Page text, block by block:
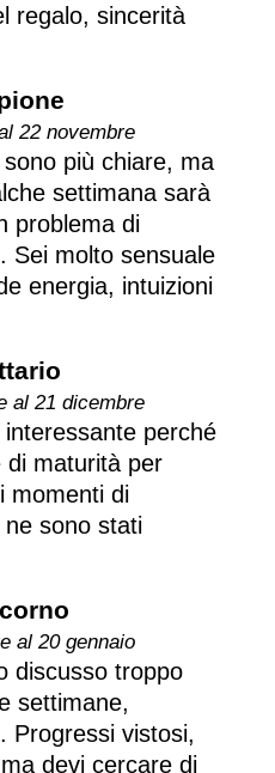
regalo, sincerità
22 novembre
più chiare, ma
settimana sarà
problema di
Sei molto sensuale
energia, intuizioni
al 21 dicembre
perché
di maturità per
momenti di
sono stati
al 20 gennaio
discusso troppo
settimane,
Progressi vistosi,
devi cercare di